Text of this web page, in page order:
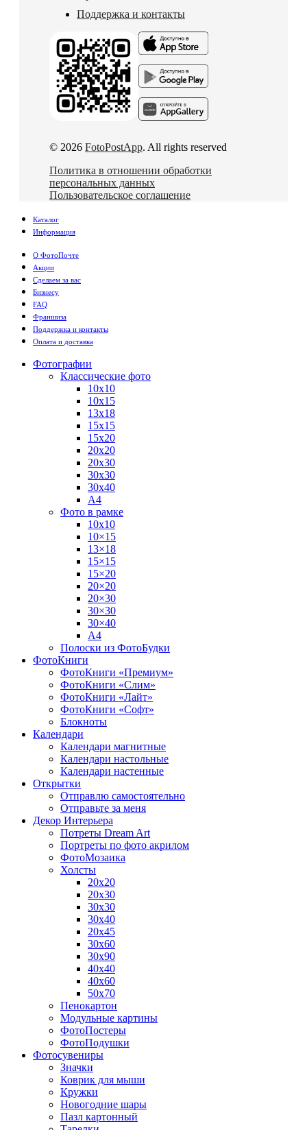
Поддержка и контакты
© 2026 FotoPostApp. All rights reserved
Политика в отношении обработки
персональных данных
Пользовательское соглашение
Каталог
Информация
О ФотоПочте
Акции
Сделаем за вас
Бизнесу
FAQ
Франшиза
Поддержка и контакты
Оплата и доставка
Фотографии
Классические фото
10х10
10х15
13х18
15х15
15х20
20х20
20х30
30х30
30х40
А4
Фото в рамке
10х10
10×15
13×18
15×15
15×20
20×20
20×30
30×30
30×40
A4
Полоски из ФотоБудки
ФотоКниги
ФотоКниги «Премиум»
ФотоКниги «Слим»
ФотоКниги «Лайт»
ФотоКниги «Софт»
Блокноты
Календари
Календари магнитные
Календари настольные
Календари настенные
Открытки
Отправлю самостоятельно
Отправьте за меня
Декор Интерьера
Потреты Dream Art
Портреты по фото акрилом
ФотоМозаика
Холсты
20х20
20х30
30х30
30х40
20х45
30х60
30х90
40х40
40х60
50х70
Пенокартон
Модульные картины
ФотоПостеры
ФотоПодушки
Фотоcувениры
Значки
Коврик для мыши
Кружки
Новогодние шары
Пазл картонный